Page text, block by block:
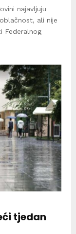
najavljuju
ali nije
Federalnog
tjedan